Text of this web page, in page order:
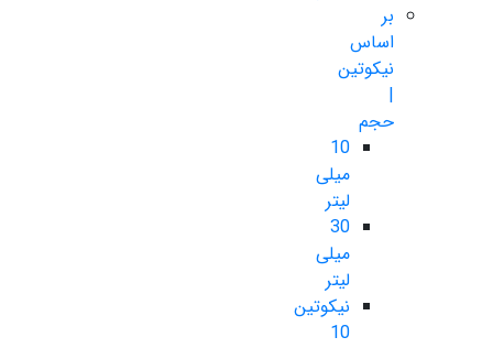
بر
اساس
نیکوتین
|
حجم
10
میلی
لیتر
30
میلی
لیتر
نیکوتین
10